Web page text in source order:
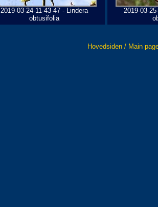
2019-03-24-11-43-47 - Lindera
obtusifolia
2019-03-
Hovedsiden / Main